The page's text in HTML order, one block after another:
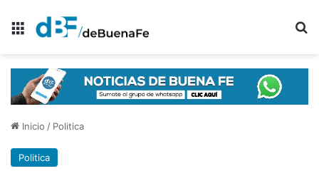
Menú
Inicio / Politica
Politica